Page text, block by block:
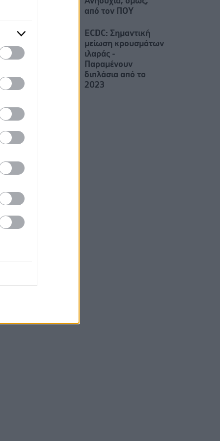
από τον ΠΟΥ
ECDC: Σημαντική
μείωση κρουσμάτων
ιλαράς -
Παραμένουν
διπλάσια από το
2023